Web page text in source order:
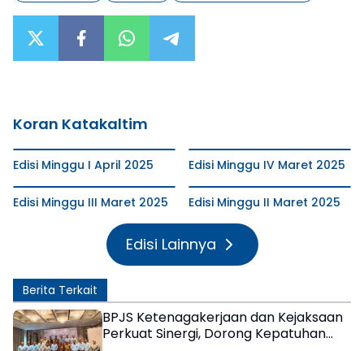
Koran Katakaltim
Edisi Minggu I April 2025 Edisi Minggu IV Maret 2025
Edisi Minggu III Maret 2025 Edisi Minggu II Maret 2025
Edisi Lainnya
Berita Terkait
BPJS Ketenagakerjaan dan Kejaksaan
Perkuat Sinergi, Dorong Kepatuhan